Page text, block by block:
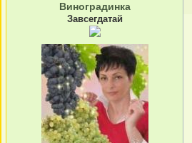
Виноградинка
Завсегдатай